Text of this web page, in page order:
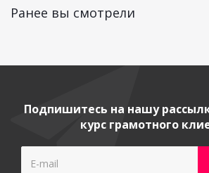
Ранее вы смотрели
Подпишитесь на нашу
курс грамотного